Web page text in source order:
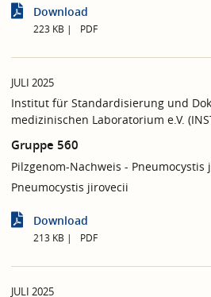
Download
223 KB PDF
JULI 2025
Institut für Standardisierung und
medizinischen Laboratorium e.V.
Gruppe 560
Pilzgenom-Nachweis - Pneumocystis
Pneumocystis jirovecii
Download
213 KB PDF
JULI 2025